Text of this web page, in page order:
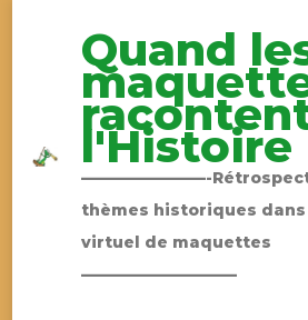
Quand
l'Histoire
————————-
thèmes historiques dans
virtuel de maquettes
——————————